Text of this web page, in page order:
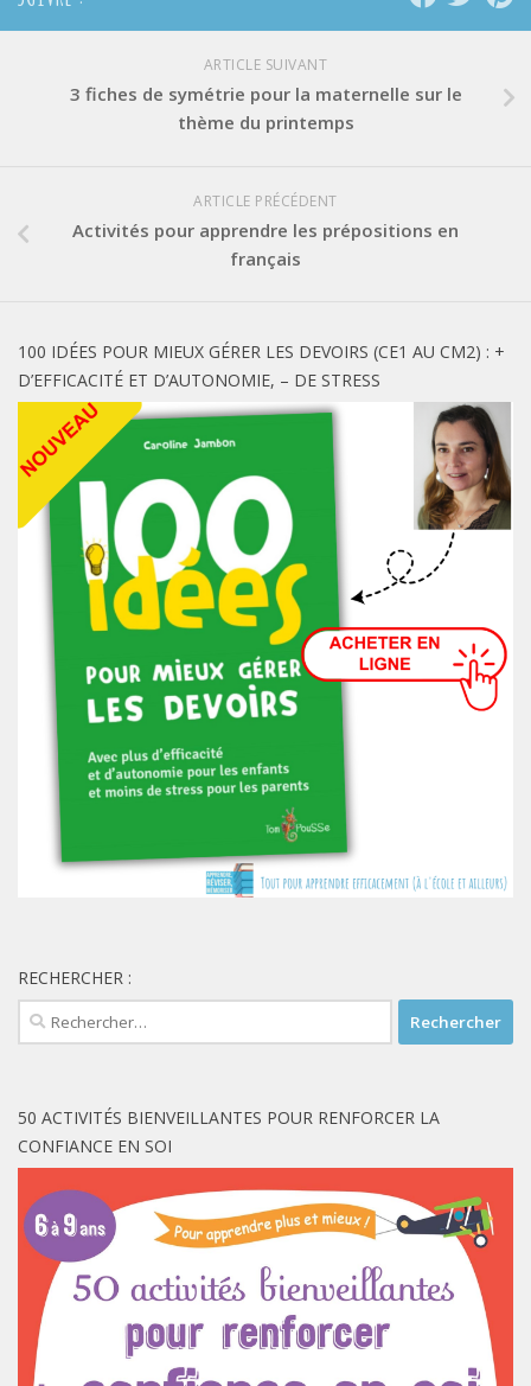
ARTICLE SUIVANT
3 fiches de symétrie pour la maternelle sur le
thème du printemps
ARTICLE PRÉCÉDENT
Activités pour apprendre les prépositions en
français
100 IDÉES POUR MIEUX GÉRER LES DEVOIRS (CE1 AU CM2) : +
D’EFFICACITÉ ET D’AUTONOMIE, – DE STRESS
RECHERCHER :
Rechercher :
50 ACTIVITÉS BIENVEILLANTES POUR RENFORCER LA
CONFIANCE EN SOI